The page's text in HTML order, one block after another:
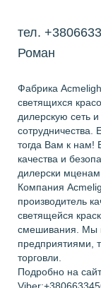
тел.
Роман
Фабрика
светящихся
дилерскую сеть
тогда Вам к нам!
качества и
дилерски
Компания
производитель
светящейся
смешивания. Мы
предприятиями,
торговли.
Подробно на